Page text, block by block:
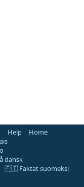
Help
Home
dansk
🇫🇮 Faktat suomeksi